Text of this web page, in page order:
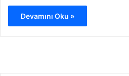
Devamını Oku »